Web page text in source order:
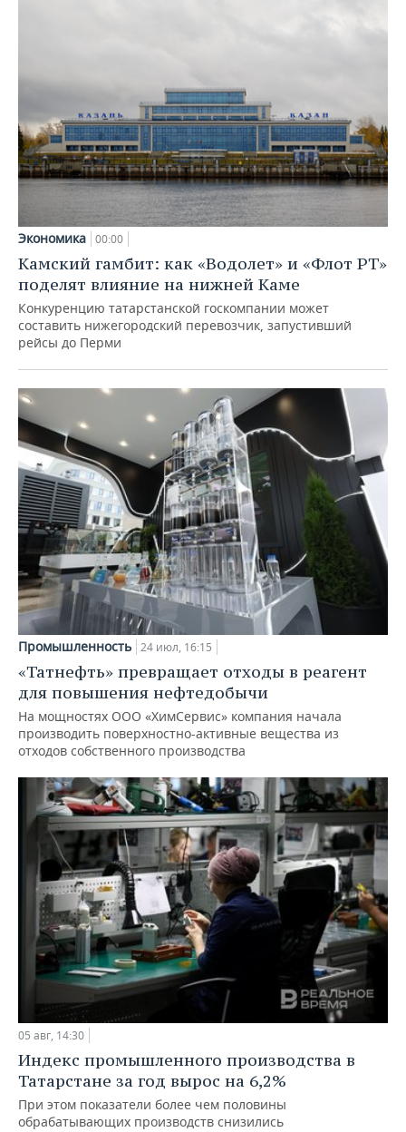
Экономика 00:00
Камский гамбит: как «Водолет» и «Флот РТ»
поделят влияние на нижней Каме
Конкуренцию татарстанской госкомпании может
составить нижегородский перевозчик, запустивший
рейсы до Перми
Промышленность 24 июл, 16:15
«Татнефть» превращает отходы в реагент
для повышения нефтедобычи
На мощностях ООО «ХимСервис» компания начала
производить поверхностно-активные вещества из
отходов собственного производства
05 авг, 14:30
Индекс промышленного производства в
Татарстане за год вырос на 6,2%
При этом показатели более чем половины
обрабатывающих производств снизились